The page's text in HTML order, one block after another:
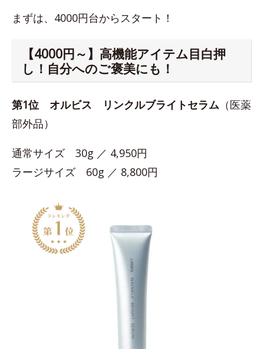
まずは、4000円台からスタート！
【4000円～】高機能アイテム目白押
し！自分へのご褒美にも！
第1位 オルビス リンクルブライトセラム （医薬
部外品）
通常サイズ 30g ／ 4,950円
ラージサイズ 60g ／ 8,800円